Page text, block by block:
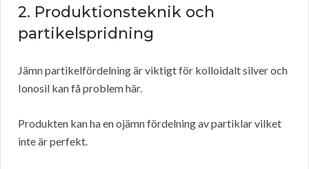
2. Produktionsteknik och
partikelspridning
Jämn partikelfördelning är viktigt för kolloidalt silver och
Ionosil kan få problem här.
Produkten kan ha en ojämn fördelning av partiklar vilket
inte är perfekt.